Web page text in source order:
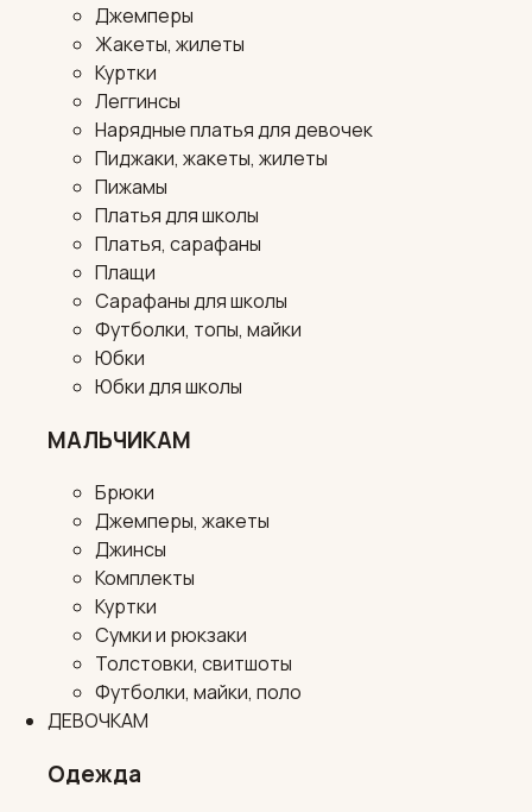
Джемперы
Жакеты, жилеты
Куртки
Леггинсы
Нарядные платья для девочек
Пиджаки, жакеты, жилеты
Пижамы
Платья для школы
Платья, сарафаны
Плащи
Сарафаны для школы
Футболки, топы, майки
Юбки
Юбки для школы
МАЛЬЧИКАМ
Брюки
Джемперы, жакеты
Джинсы
Комплекты
Куртки
Сумки и рюкзаки
Толстовки, свитшоты
Футболки, майки, поло
ДЕВОЧКАМ
Одежда